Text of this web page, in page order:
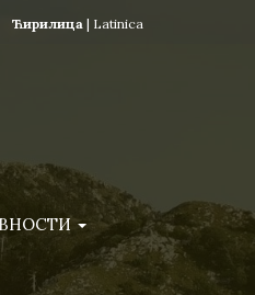
Ћирилица | Latinica